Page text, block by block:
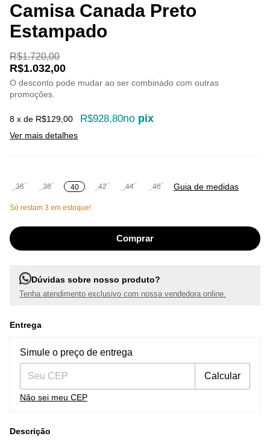
Camisa Canada Preto
Estampado
R$1.720,00
R$1.032,00
O desconto pode mudar ao ser combinado com outras
promoções.
8 x de R$129,00 R$928,80no pix
Ver mais detalhes
36 38 40 42 44 46 Guia de medidas
Só restam 3 em estoque!
Dúvidas sobre nosso produto?
Tenha atendimento exclusivo com nossa vendedora online.
Entrega
Entregas para o CEP:
Simule o preço de entrega
Calcular
Não sei meu CEP
Descrição